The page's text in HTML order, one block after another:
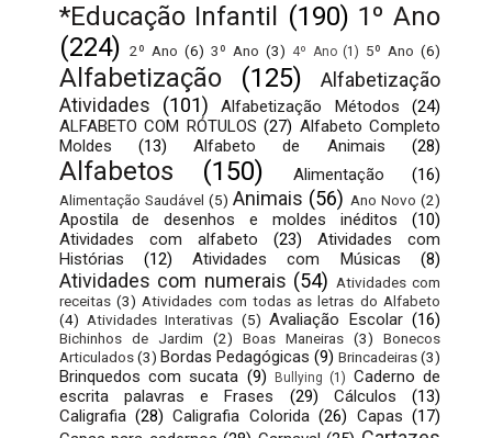
*Educação Infantil (190) 1º Ano
(224) 2º Ano (6) 3º Ano (3) 4º Ano (1) 5º Ano (6)
Alfabetização (125)
Alfabetização
Atividades
(101) Alfabetização Métodos
(24)
ALFABETO COM RÓTULOS (27) Alfabeto Completo
Moldes
(13) Alfabeto de Animais (28)
Alfabetos (150) Alimentação (16)
Alimentação Saudável (5) Animais (56) Ano Novo (2)
Apostila de desenhos e moldes inéditos
(10)
Atividades com alfabeto
(23)
Atividades com
Histórias
(12) Atividades com Músicas (8)
Atividades com numerais (54) Atividades com
receitas (3) Atividades com todas as letras do Alfabeto
(4) Atividades Interativas (5) Avaliação Escolar (16)
Bichinhos de Jardim (2) Boas Maneiras (3)
Bonecos
Articulados (3) Bordas Pedagógicas (9) Brincadeiras(3)
Brinquedos com sucata (9) Bullying (1) Caderno de
escrita palavras e Frases
(29) Cálculos
(13)
Caligrafia (28) Caligrafia Colorida (26) Capas (17)